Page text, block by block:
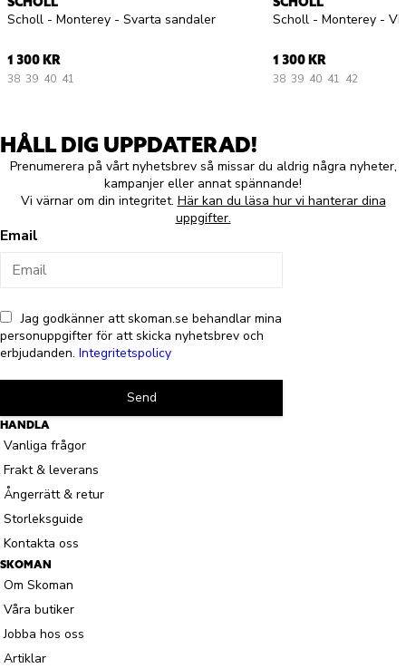
Scholl - Monterey - Svarta sandaler
1 300 KR
38 39 40 41
Scholl - Monterey -
1 300 KR
38 39 40 41 42
HÅLL DIG UPPDATERAD!
Prenumerera på vårt nyhetsbrev så missar du aldrig några nyheter,
kampanjer eller annat spännande!
Vi värnar om din integritet. Här kan du läsa hur vi hanterar dina
uppgifter.
Email
Jag godkänner att skoman.se behandlar mina
personuppgifter för att skicka nyhetsbrev och
erbjudanden. Integritetspolicy
Send
HANDLA
Vanliga frågor
Frakt & leverans
Ångerrätt & retur
Storleksguide
Kontakta oss
SKOMAN
Om Skoman
Våra butiker
Jobba hos oss
Artiklar